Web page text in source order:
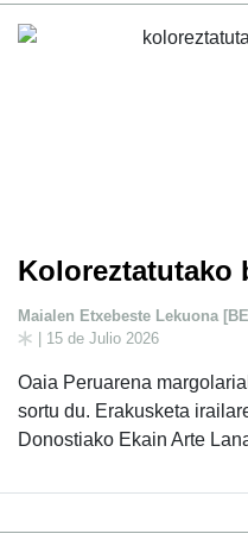
Koloreztatutako
Maialen Etxebeste Lekuona
| 15 de Julio 2026
Oaia Peruarena
sortu du. Erakusketa
Donostiako Ekain Arte